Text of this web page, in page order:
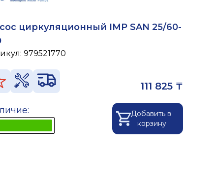
циркуляционный IMP SAN 25/60-
979521770
111 825 ₸
Добавить в
корзину